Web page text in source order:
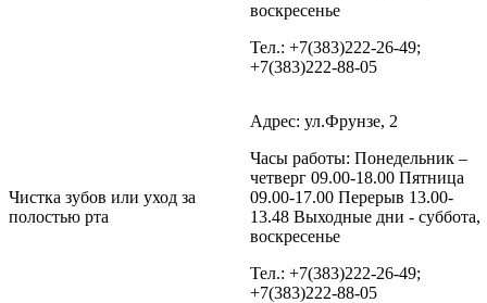
воскресенье
Тел.: +7(383)222-26-49;
+7(383)222-88-05
Чистка зубов или уход за
полостью рта
Адрес: ул.Фрунзе, 2
Часы работы: Понедельник –
четверг 09.00-18.00 Пятница
09.00-17.00 Перерыв 13.00-
13.48 Выходные дни - суббота,
воскресенье
Тел.: +7(383)222-26-49;
+7(383)222-88-05